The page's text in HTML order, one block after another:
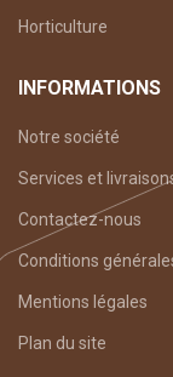
Horticulture
INFORMATIONS
Notre société
Services et
Contactez-nous
Conditions
Mentions légales
Plan du site